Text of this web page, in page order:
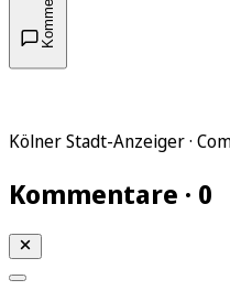
Kölner Stadt-Anzeiger ·
Kommentare · 0